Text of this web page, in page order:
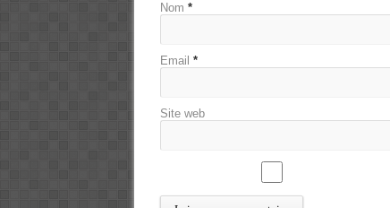
Nom *
Email *
Site web